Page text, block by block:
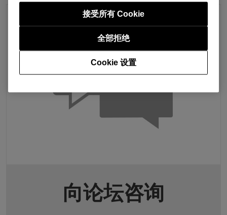
向论坛咨询
Cookie 设置
全部拒绝
接受所有 Cookie